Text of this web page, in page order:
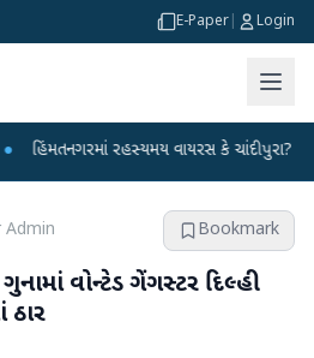
E-Paper Login
રહસ્યમય વાયરસ કે ચાંદીપુરા? 6 બાળકોના
Admin Bookmark
ગુનામાં વોન્ટેડ ગેંગસ્ટર દિલ્હી
ઠાર